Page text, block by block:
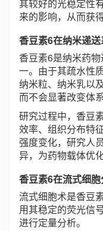
其较好的光稳定性
来的影响，从而获
香豆素6在纳米递
香豆素6是纳米药
一。由于其疏水性
纳米粒、纳米乳以
而不会显著改变体
研究过程中，香豆
效率、组织分布特
强度变化，研究人
异，为药物载体优
香豆素6在流式细
流式细胞术是香豆
用其稳定的荧光信
进行定量分析。